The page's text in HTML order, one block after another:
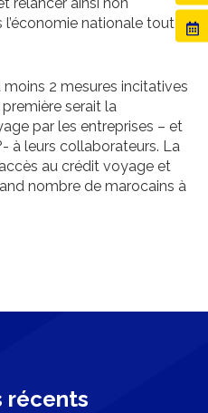
relancer ainsi non
nationale toute
2 mesures incitatives
serait la
par les entreprises – et
à leurs collaborateurs. La
au crédit voyage et
nombre de marocains à
récents